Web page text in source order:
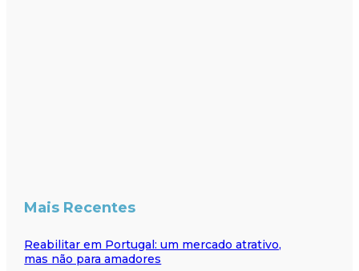
Mais Recentes
Reabilitar em Portugal: um mercado atrativo,
mas não para amadores